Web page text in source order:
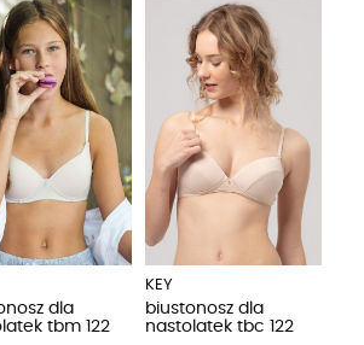
dla
tbm 122
KEY
biustonosz dla
nastolatek tbc 122